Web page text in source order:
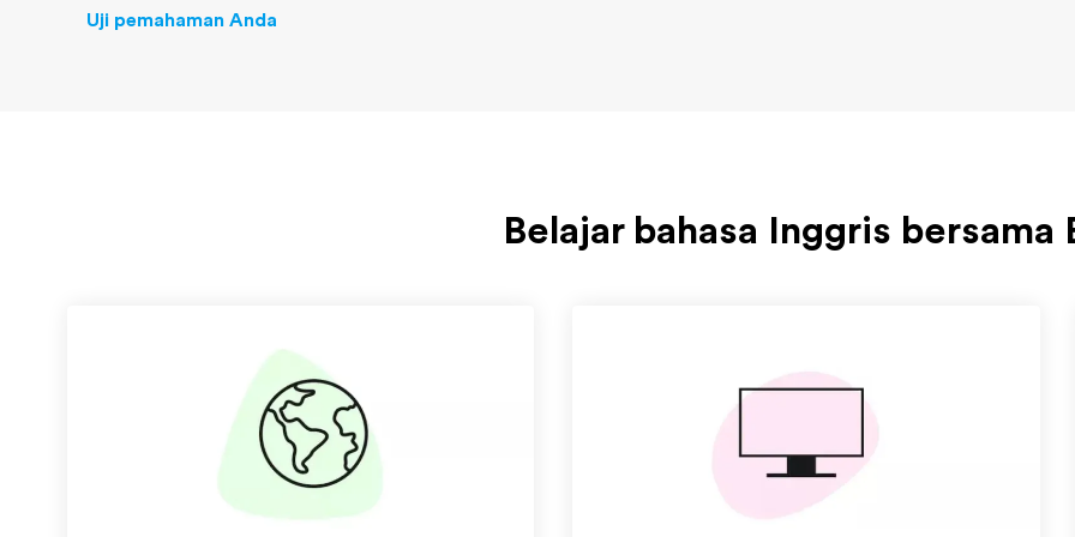
Uji pemahaman Anda
Belajar bahasa Inggris bersama